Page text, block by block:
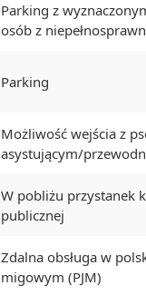
Parking z
osób z
Parking
Możliwość wejścia z
asystującym/
W pobliżu przystanek
publicznej
Zdalna obsługa w
migowym (PJM)